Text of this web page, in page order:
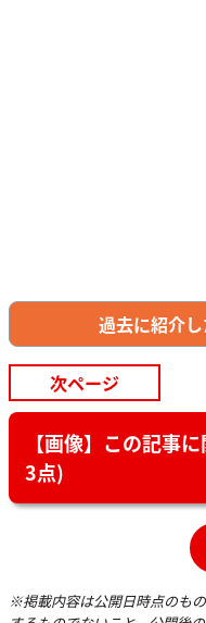
過去に紹介
次ページ
【画像】この記事
3点)
※掲載内容は公開日時点のも